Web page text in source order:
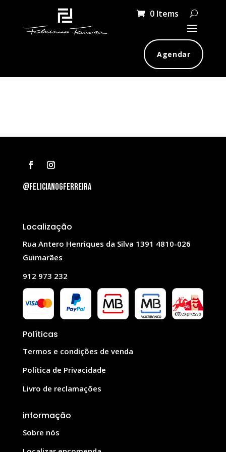
0 Items
Agendar
@felicianogferreira
Localização
Rua Antero Henriques da Silva 1391 4810-026
Guimarães
912 973 232
Políticas
Termos e condições de venda
Política de Privacidade
Livro de reclamações
informação
Sobre nós